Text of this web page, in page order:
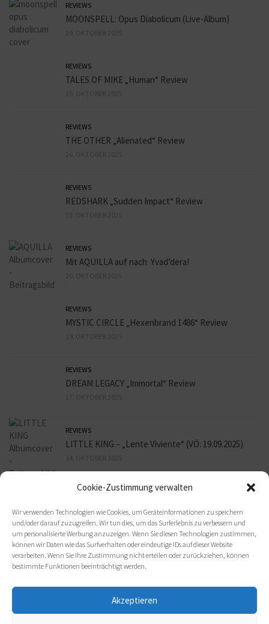
Cookie-Zustimmung verwalten
Wir verwenden Technologien wie Cookies, um Geräteinformationen zu speichern
und/oder darauf zuzugreifen. Wir tun dies, um das Surferlebnis zu verbessern und
um personalisierte Werbung anzuzeigen. Wenn Sie diesen Technologien zustimmen,
können wir Daten wie das Surfverhalten oder eindeutige IDs auf dieser Website
verarbeiten. Wenn Sie Ihre Zustimmung nicht erteilen oder zurückziehen, können
bestimmte Funktionen beeinträchtigt werden.
Akzeptieren
REVIEWS
MOONSPELL: Opus Diabolicum (Live-Album)
REVIEWS
TALES OF MIKE „Human“ Review
REVIEWS
THE OTHER „Alienated“ Review
REVIEWS
REDSHARK „Sudden Impact“ Review
REVIEWS
Mit AQUILLA auf nach Yvad’dera!
REVIEWS
MYSTIC CIRCLE „Hexenbrand 1486“ Review
REVIEWS
DREAM LEGACY „Immortal“ Review
REVIEWS
LITTLE KING – „Lente Viviente“ (VÖ: 19.09.2025)
REVIEWS
14. OKTOBER 2025